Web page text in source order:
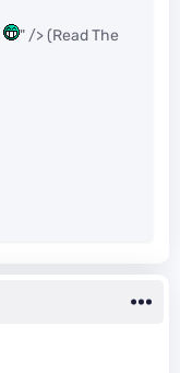
" /> (Read The